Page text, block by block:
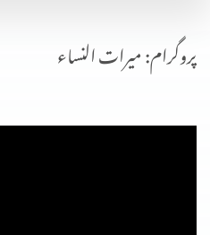
پروگرام: میرات النساء